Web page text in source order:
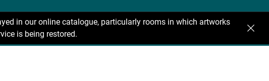
in our online catalogue, particularly rooms in which artworks
is being restored.